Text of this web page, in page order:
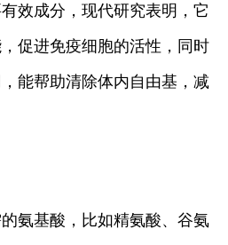
效成分，现代研究表明，它
促进免疫细胞的活性，同时
能帮助清除体内自由基，减
氨基酸，比如精氨酸、谷氨